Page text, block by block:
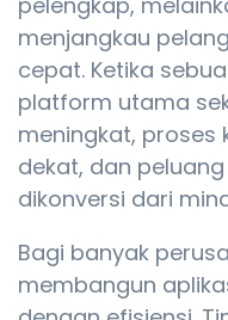
menjangkau
cepat. Ketika
platform utama
meningkat, proses
dekat, dan
dikonversi dari
Bagi banyak
membangun